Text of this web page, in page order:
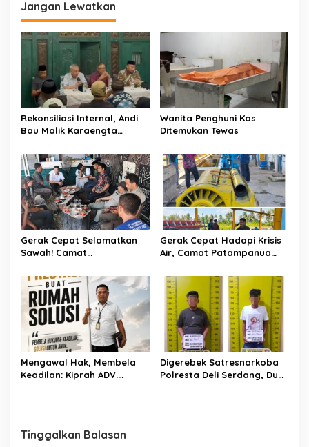
a
s
i
p
o
s
Jangan Lewatkan
Rekonsiliasi Internal, Andi
Bau Malik Karaengta
Pertemuan Darurat Tokoh
Adat Gowa
Wanita Penghuni Kos
Ditemukan Tewas
Gerak Cepat Selamatkan
Sawah! Camat
Kementerian Bahas Solusi
Debit Air Irigasi Watang
Sawitto Menulis
Gerak Cepat Hadapi Krisis
Air, Camat Patampanua
Demi Selamatkan Ribuan
Hektare Sawah Warga
Mengawal Hak, Membela
Keadilan: Kiprah ADV.
Digerebek Satresnarkoba
Polresta Deli Serdang, Dua
Tinggalkan Balasan